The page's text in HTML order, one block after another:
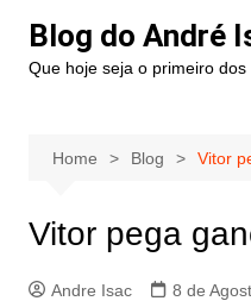
Blog do André
Que hoje seja o primeiro
Home Blog Vitor
Vitor pega
Andre Isac 8 de